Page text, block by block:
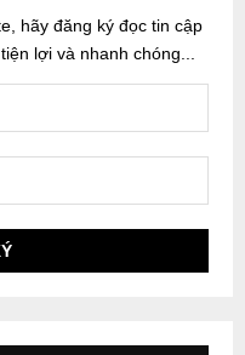
hãy đăng ký đọc tin cập
lợi và nhanh chóng...